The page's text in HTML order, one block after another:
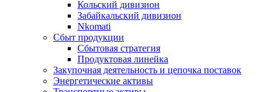
Кольский дивизион
Забайкальский дивизион
Nkomati
Сбыт продукции
Сбытовая стратегия
Продуктовая линейка
Закупочная деятельность и цепочка поставок
Энергетические активы